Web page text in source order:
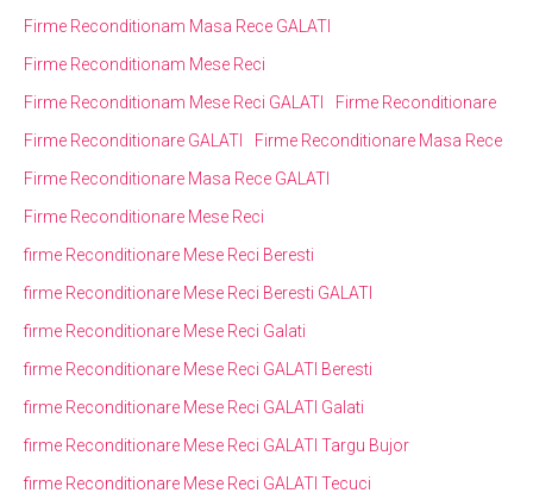
Firme Reconditionam Masa Rece GALATI
Firme Reconditionam Mese Reci
Firme Reconditionam Mese Reci GALATI
Firme Reconditionare
Firme Reconditionare GALATI
Firme Reconditionare Masa Rece
Firme Reconditionare Masa Rece GALATI
Firme Reconditionare Mese Reci
firme Reconditionare Mese Reci Beresti
firme Reconditionare Mese Reci Beresti GALATI
firme Reconditionare Mese Reci Galati
firme Reconditionare Mese Reci GALATI Beresti
firme Reconditionare Mese Reci GALATI Galati
firme Reconditionare Mese Reci GALATI Targu Bujor
firme Reconditionare Mese Reci GALATI Tecuci